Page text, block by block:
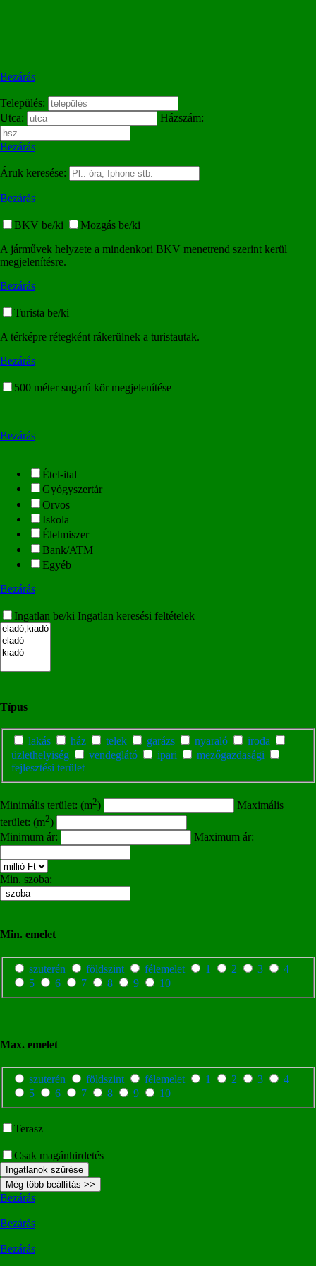
Bezárás
Település:
Utca:
Házszám:
Bezárás
Áruk keresése:
Bezárás
BKV be/ki
Mozgás be/ki
A járművek helyzete a mindenkori BKV menetrend szerint kerül
megjelenítésre.
Bezárás
Turista be/ki
A térképre rétegként rákerülnek a turistautak.
Bezárás
500 méter sugarú kör megjelenítése
Bezárás
Étel-ital
Gyógyszertár
Orvos
Iskola
Élelmiszer
Bank/ATM
Egyéb
Bezárás
Ingatlan be/ki Ingatlan keresési feltételek
Típus
lakás ház telek garázs nyaraló
iroda
üzlethelyiség
vendeglátó ipari
mezőgazdasági
fejlesztési terület
Minimális terület: (m2)
Maximális
terület: (m2)
Minimum ár:
Maximum ár:
Min. szoba:
Min. emelet
szuterén földszint félemelet 1 2 3
4
5
6 7 8 9 10
Max. emelet
szuterén földszint félemelet 1 2 3
4
5
6 7 8 9 10
Terasz
Csak magánhirdetés
Ingatlanok szűrése
Még több beállítás >>
Bezárás
Bezárás
Bezárás